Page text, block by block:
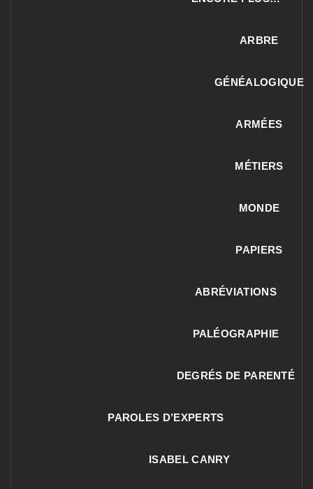
ARBRE
GÉNÉALOGIQUE
ARMÉES
MÉTIERS
MONDE
PAPIERS
ABRÉVIATIONS
PALÉOGRAPHIE
DEGRÉS DE PARENTÉ
PAROLES D’EXPERTS
ISABEL CANRY